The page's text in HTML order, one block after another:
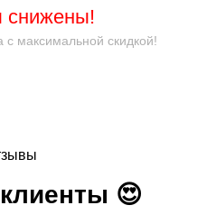
снижены!
с максимальной скидкой!
😍